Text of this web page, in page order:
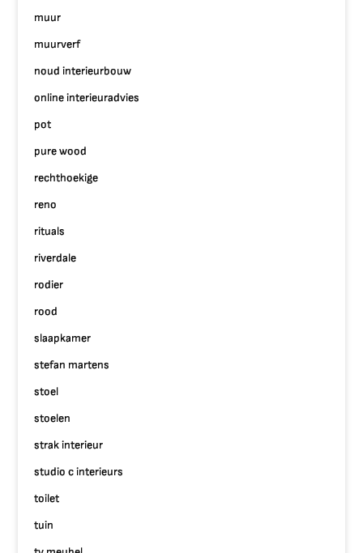
muur
muurverf
noud interieurbouw
online interieuradvies
pot
pure wood
rechthoekige
reno
rituals
riverdale
rodier
rood
slaapkamer
stefan martens
stoel
stoelen
strak interieur
studio c interieurs
toilet
tuin